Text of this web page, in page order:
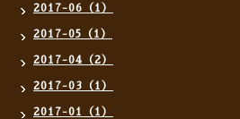
2017-06（1）
2017-05（1）
2017-04（2）
2017-03（1）
2017-01（1）